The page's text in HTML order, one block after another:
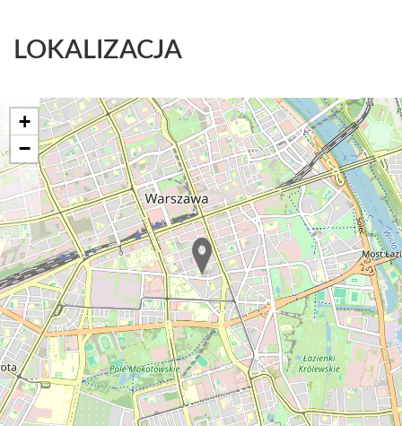
LOKALIZACJA
+
−